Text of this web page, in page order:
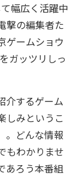
幅広く活躍中
撃の編集者た
ゲームショウ
ガッツリしっ
介するゲーム
しみというこ
。どんな情報
もわかりませ
あろう本番組